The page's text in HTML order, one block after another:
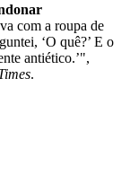
com a roupa de
‘O quê?’ E o
antiético.’",
.